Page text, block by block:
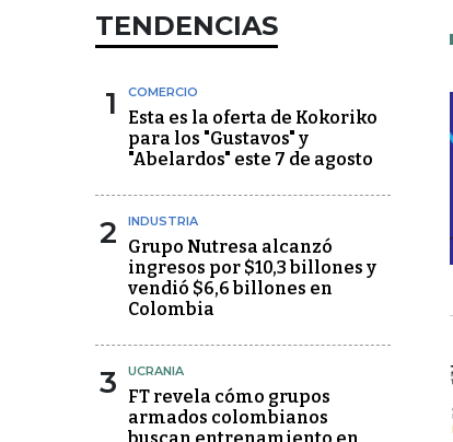
TENDENCIAS
1 COMERCIO
Esta es la oferta de Kokoriko
para los "Gustavos" y
"Abelardos" este 7 de agosto
2 INDUSTRIA
Grupo Nutresa alcanzó
ingresos por $10,3 billones y
vendió $6,6 billones en
Colombia
3 UCRANIA
FT revela cómo grupos
armados colombianos